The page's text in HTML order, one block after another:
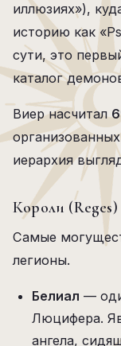
иллюзиях»),
историю как
сути, это
каталог
Виер насчитал
иерархия
Короли (Reges)
Самые
легионы.
Белиал —
Люцифера.
ангела,